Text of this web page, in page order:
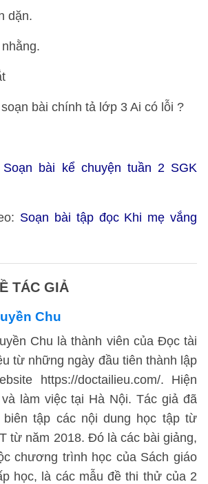
dặn.
Soạn bài kể chuyện tuần 2 SGK
Soạn bài tập đọc Khi mẹ vắng
TÁC GIẢ
Chu
Chu là thành viên của Đọc tài
từ những ngày đầu tiên thành lập
https://doctailieu.com/. Hiện
làm việc tại Hà Nội. Tác giả đã
biên tập các nội dung học tập từ
từ năm 2018. Đó là các bài giảng,
chương trình học của Sách giáo
học, là các mẫu đề thi thử của 2